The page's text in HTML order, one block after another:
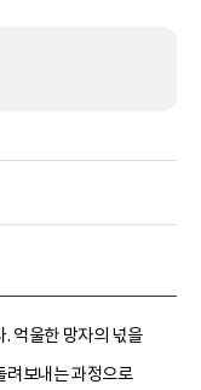
억울한 망자의 넋을
려보내는 과정으로